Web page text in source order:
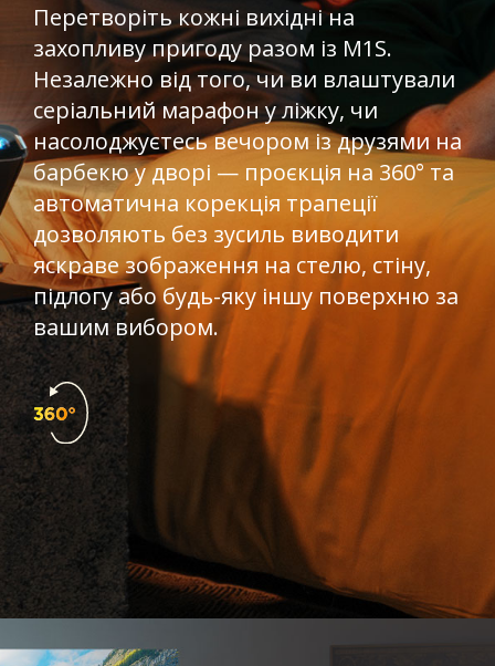
Перетворіть кожні вихідні на
захопливу пригоду разом із M1S.
Незалежно від того, чи ви влаштували
серіальний марафон у ліжку, чи
насолоджуєтесь вечором із друзями на
барбекю у дворі — проєкція на 360° та
автоматична корекція трапеції
дозволяють без зусиль виводити
яскраве зображення на стелю, стіну,
підлогу або будь-яку іншу поверхню за
вашим вибором.​​